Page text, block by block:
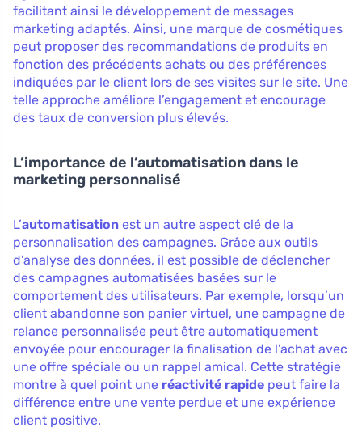
facilitant ainsi le développement de messages
marketing adaptés. Ainsi, une marque de cosmétiques
peut proposer des recommandations de produits en
fonction des précédents achats ou des préférences
indiquées par le client lors de ses visites sur le site. Une
telle approche améliore l’engagement et encourage
des taux de conversion plus élevés.
L’importance de l’automatisation dans le
marketing personnalisé
L’automatisation est un autre aspect clé de la
personnalisation des campagnes. Grâce aux outils
d’analyse des données, il est possible de déclencher
des campagnes automatisées basées sur le
comportement des utilisateurs. Par exemple, lorsqu’un
client abandonne son panier virtuel, une campagne de
relance personnalisée peut être automatiquement
envoyée pour encourager la finalisation de l’achat avec
une offre spéciale ou un rappel amical. Cette stratégie
montre à quel point une réactivité rapide peut faire la
différence entre une vente perdue et une expérience
client positive.